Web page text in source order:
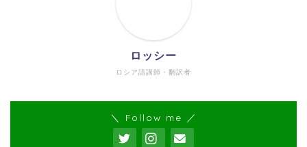
ロシア語講師・翻訳者
ロッシー
＼ Follow me ／